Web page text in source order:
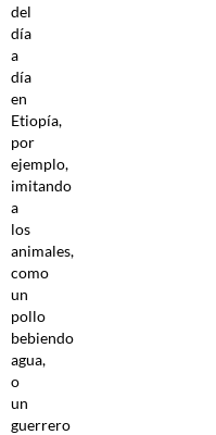
del
día
a
día
en
Etiopía,
por
ejemplo,
imitando
a
los
animales,
como
un
pollo
bebiendo
agua,
o
un
guerrero